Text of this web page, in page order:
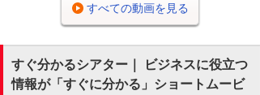
すべての動画を見る
すぐ分かるシアター｜ ビジネスに役立つ
情報が「すぐに分かる」ショートムービ